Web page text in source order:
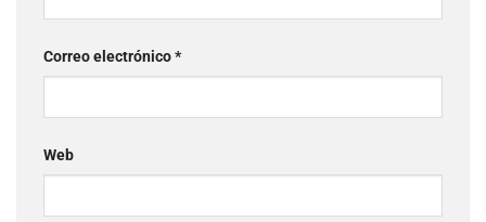
Correo electrónico*
Web